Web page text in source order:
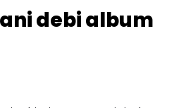
debi album